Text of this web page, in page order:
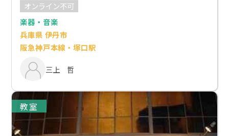
オンライン不可
楽器・音楽
兵庫県 伊丹市
阪急神戸本線・塚口駅
三上 哲
教室